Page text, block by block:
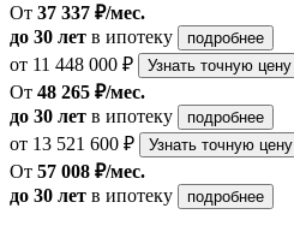
От 37 337 ₽/мес.
до 30 лет в ипотеку подробнее
от 11 448 000 ₽ Узнать точную цену
От 48 265 ₽/мес.
до 30 лет в ипотеку подробнее
от 13 521 600 ₽ Узнать точную цену
От 57 008 ₽/мес.
до 30 лет в ипотеку подробнее